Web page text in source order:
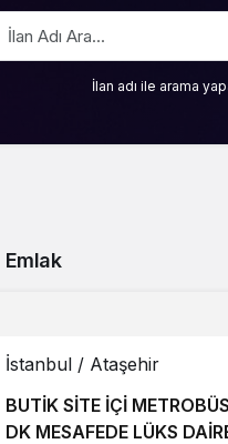
İlan adı ile arama
Emlak
İstanbul / Ataşehir
BUTİK SİTE İÇİ
DK MESAFEDE LÜKS